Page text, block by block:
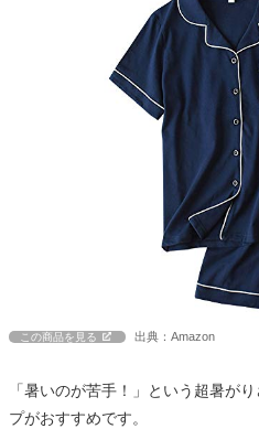
この商品を見る 出典：Amazon
「暑いのが苦手！」という超暑が
プがおすすめです。